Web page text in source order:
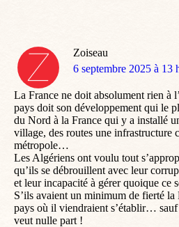
Zoiseau
dit
6 septembre 2025 à 13
La France ne doit absolument rien à
pays doit son développement qui le
du Nord à la France qui y a installé
village, des routes une infrastructure
métropole…
Les Algériens ont voulu tout
qu’ils se débrouillent avec leur
et leur incapacité à gérer quoique ce
S’ils avaient un minimum de fierté la
pays où il viendraient s’établir… sauf
veut nulle part !